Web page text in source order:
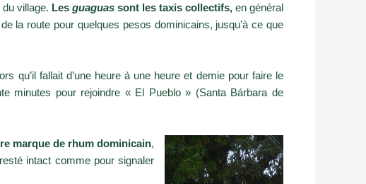
village. Les guaguas sont les taxis collectifs, en général
la route pour quelques pesos dominicains, jusqu’à ce que
qu’il fallait d’une heure à une heure et demie pour faire le
minutes pour rejoindre « El Pueblo » (Santa Bárbara de
marque de rhum dominicain,
intact comme pour signaler